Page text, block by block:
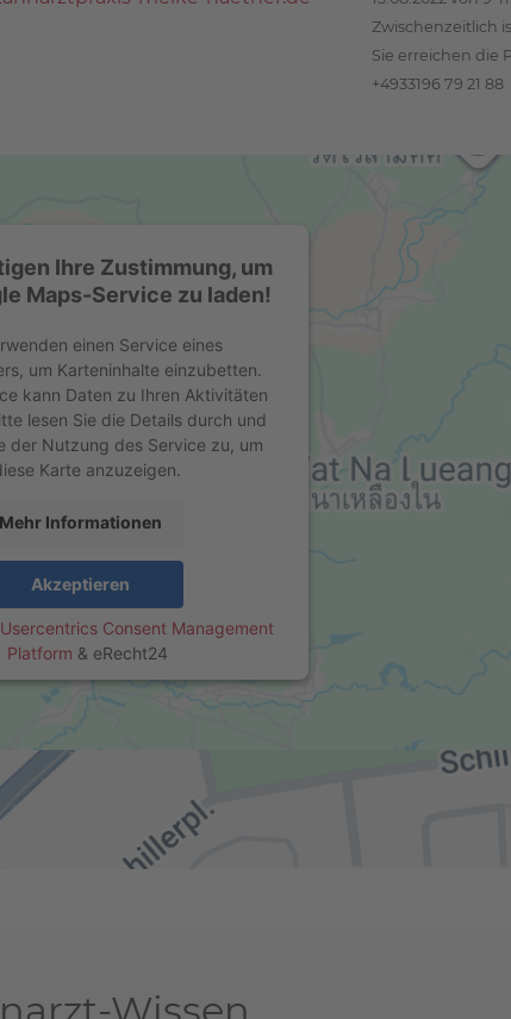
Zwischenzeitlich
Sie erreichen die
+4933196 79 21 88
Ihre Zustimmung, um
Maps-Service zu laden!
einen Service eines
um Karteninhalte einzubetten.
kann Daten zu Ihren Aktivitäten
lesen Sie die Details durch und
der Nutzung des Service zu, um
Karte anzuzeigen.
Mehr Informationen
Akzeptieren
Usercentrics Consent Management
Platform & eRecht24
Wissen